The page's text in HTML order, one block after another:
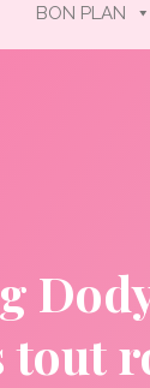
BON PLAN
tout